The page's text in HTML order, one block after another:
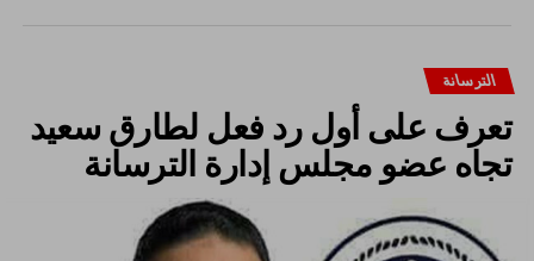
الترسانة
تعرف على أول رد فعل لطارق سعيد
تجاه عضو مجلس إدارة الترسانة